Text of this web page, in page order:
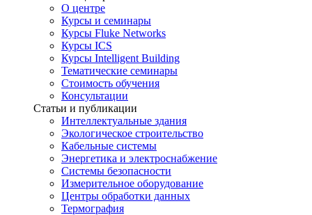
О центре
Курсы и семинары
Курсы Fluke Networks
Курсы ICS
Курсы Intelligent Building
Тематические семинары
Стоимость обучения
Консультации
Статьи и публикации
Интеллектуальные здания
Экологическое строительство
Кабельные системы
Энергетика и электроснабжение
Системы безопасности
Измерительное оборудование
Центры обработки данных
Термография